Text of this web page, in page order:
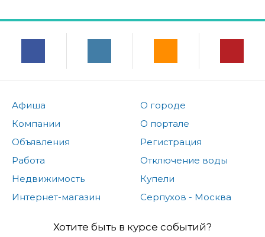
Афиша
Компании
Объявления
Работа
Недвижимость
Интернет-магазин
О городе
О портале
Регистрация
Отключение воды
Купели
Серпухов - Москва
Хотите быть в курсе событий?